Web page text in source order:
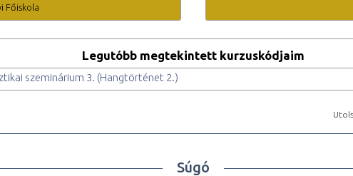
Főiskola
Legutóbb megtekintett kurzuskódjaim
szeminárium 3. (Hangtörténet 2.)
Súgó